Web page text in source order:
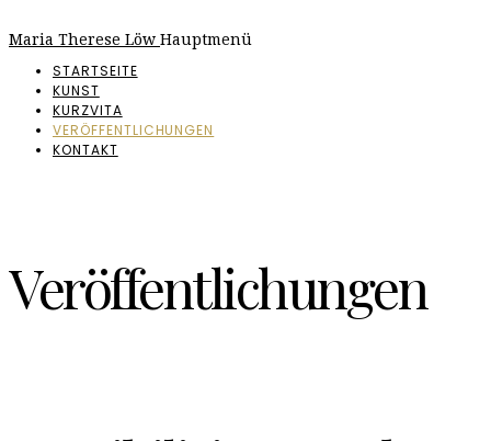
Maria Therese Löw Hauptmenü
STARTSEITE
KUNST
KURZVITA
VERÖFFENTLICHUNGEN
KONTAKT
Veröffentlichungen